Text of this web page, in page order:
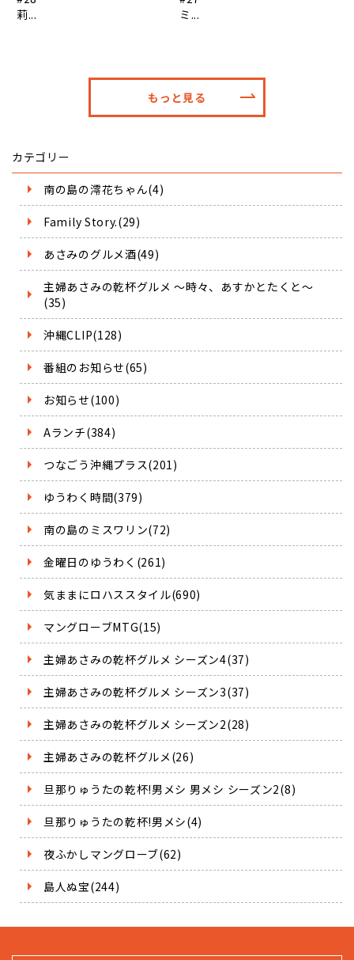
莉...
ミ...
もっと見る
カテゴリー
南の島の澪花ちゃん(4)
Family Story.(29)
あさみのグルメ酒(49)
主婦あさみの乾杯グルメ ～時々、あすかとたくと～
(35)
沖縄CLIP(128)
番組のお知らせ(65)
お知らせ(100)
Aランチ(384)
つなごう沖縄プラス(201)
ゆうわく時間(379)
南の島のミスワリン(72)
金曜日のゆうわく(261)
気ままにロハススタイル(690)
マングローブMTG(15)
主婦あさみの乾杯グルメ シーズン4(37)
主婦あさみの乾杯グルメ シーズン3(37)
主婦あさみの乾杯グルメ シーズン2(28)
主婦あさみの乾杯グルメ(26)
旦那りゅうたの乾杯!男メシ 男メシ シーズン2(8)
旦那りゅうたの乾杯!男メシ(4)
夜ふかしマングローブ(62)
島人ぬ宝(244)